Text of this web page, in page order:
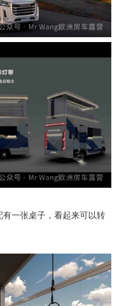
一张桌子，看起来可以转